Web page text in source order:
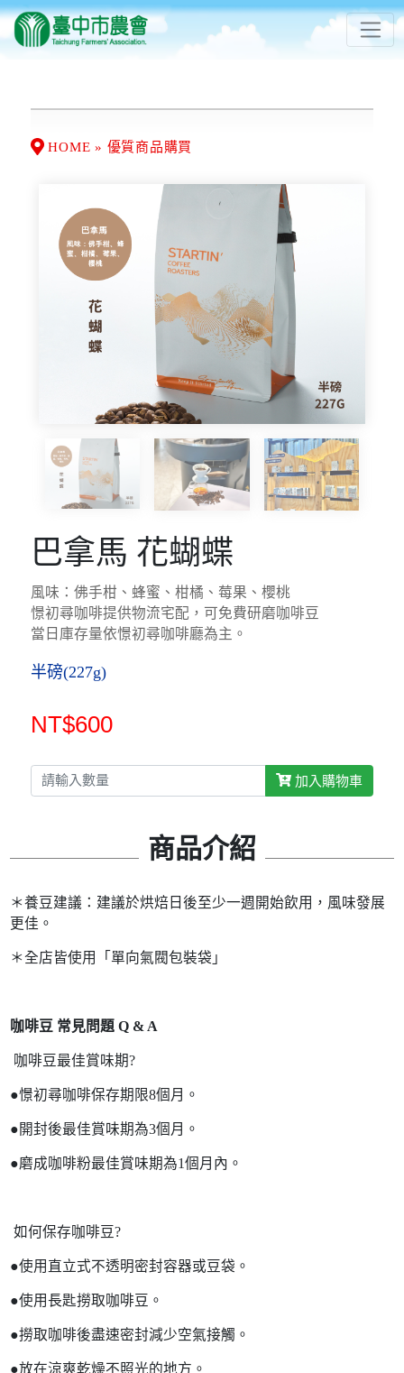
HOME » 優質商品購買
巴拿馬 花蝴蝶
風味：佛手柑、蜂蜜、柑橘、莓果、櫻桃
憬初尋咖啡提供物流宅配，可免費研磨咖啡豆
當日庫存量依憬初尋咖啡廳為主。
半磅(227g)
NT$600
加入購物車
商品介紹
＊養豆建議：建議於烘焙日後至少一週開始飲用，風味發展
更佳。
＊全店皆使用「單向氣閥包裝袋」
咖啡豆 常見問題 Q & A
咖啡豆最佳賞味期?
●憬初尋咖啡保存期限8個月。
●開封後最佳賞味期為3個月。
●磨成咖啡粉最佳賞味期為1個月內。
如何保存咖啡豆?
●使用直立式不透明密封容器或豆袋。
●使用長匙撈取咖啡豆。
●撈取咖啡後盡速密封減少空氣接觸。
●放在涼爽乾燥不照光的地方。